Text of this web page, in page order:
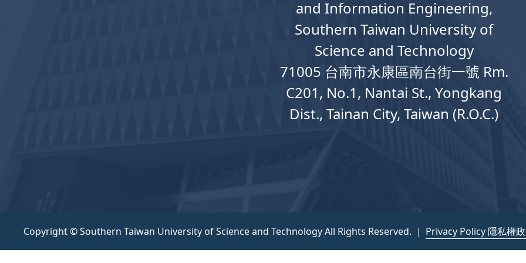
and Information Engineering,
Southern Taiwan University of
Science and Technology
71005 台南市永康區南台街一號 Rm.
C201, No.1, Nantai St., Yongkang
Dist., Tainan City, Taiwan (R.O.C.)
Copyright © Southern Taiwan University of Science and Technology All Rights Reserved. ｜ Privacy Policy 隱私權